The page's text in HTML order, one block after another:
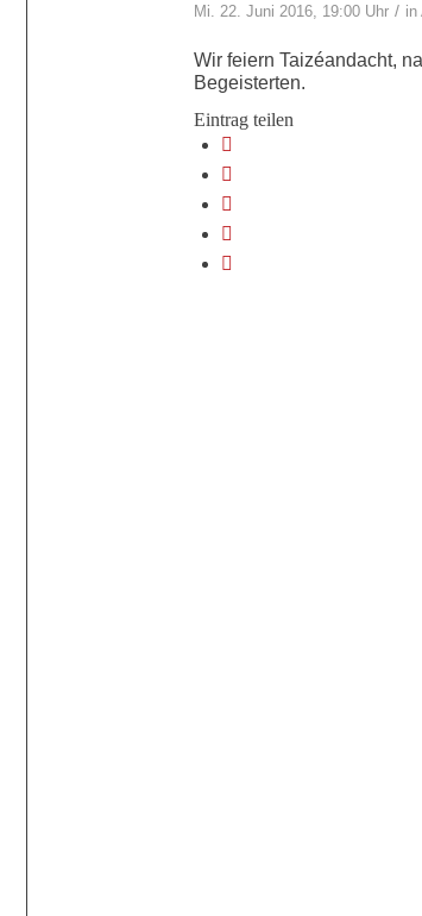
Mi. 22. Juni 2016, 19:00 Uhr / in
Wir feiern Taizéandacht,
Begeisterten.
Eintrag teilen